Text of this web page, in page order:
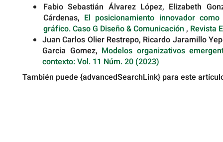
Fabio Sebastián Álvarez López, Elizabeth
Cárdenas, El posicionamiento innovador
gráfico. Caso G Diseño & Comunicación , Revista
Juan Carlos Olier Restrepo, Ricardo Jaramillo
Garcia Gomez, Modelos organizativos
contexto: Vol. 11 Núm. 20 (2023)
También puede {advancedSearchLink} para este